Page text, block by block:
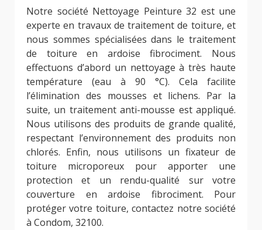
Notre société Nettoyage Peinture 32 est une
experte en travaux de traitement de toiture, et
nous sommes spécialisées dans le traitement
de toiture en ardoise fibrociment. Nous
effectuons d’abord un nettoyage à très haute
température (eau à 90 °C). Cela facilite
l’élimination des mousses et lichens. Par la
suite, un traitement anti-mousse est appliqué.
Nous utilisons des produits de grande qualité,
respectant l’environnement des produits non
chlorés. Enfin, nous utilisons un fixateur de
toiture microporeux pour apporter une
protection et un rendu-qualité sur votre
couverture en ardoise fibrociment. Pour
protéger votre toiture, contactez notre société
à Condom, 32100.